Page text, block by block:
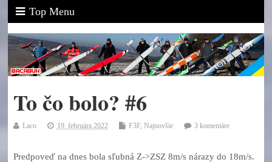
Top Menu
To čo bolo? #6
Laco 19. februára 2022 F3F, Najnovšie 3 komentáre
Predpoveď na dnes bola sľubná Z->ZSZ 8m/s nárazy do 18m/s.